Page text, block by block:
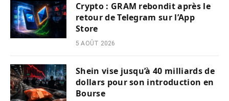
Crypto : GRAM rebondit après le
retour de Telegram sur l’App
Store
5 AOÛT 2026
Shein vise jusqu’à 40 milliards de
dollars pour son introduction en
Bourse